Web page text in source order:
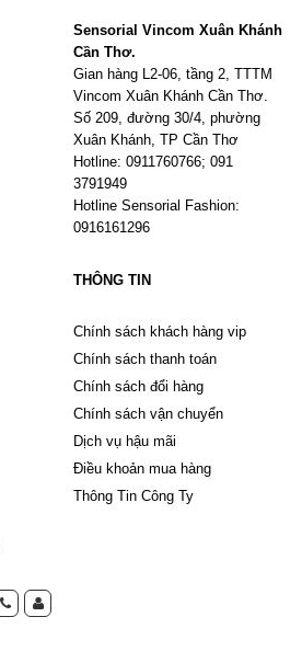
Sensorial Vincom Xuân Khánh
Cần Thơ.
Gian hàng L2-06, tầng 2, TTTM
Vincom Xuân Khánh Cần Thơ.
Số 209, đường 30/4, phường
Xuân Khánh, TP Cần Thơ
Hotline: 0911760766; 091
3791949
Hotline Sensorial Fashion:
0916161296
THÔNG TIN
Chính sách khách hàng vip
Chính sách thanh toán
Chính sách đổi hàng
Chính sách vận chuyển
Dịch vụ hậu mãi
Điều khoản mua hàng
Thông Tin Công Ty